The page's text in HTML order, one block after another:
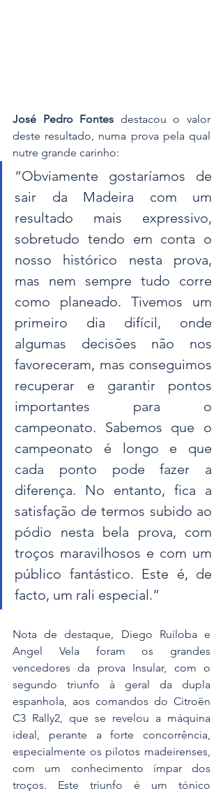
José Pedro Fontes destacou o valor
deste resultado, numa prova pela qual
nutre grande carinho:
“Obviamente gostaríamos de
sair da Madeira com um
resultado mais expressivo,
sobretudo tendo em conta o
nosso histórico nesta prova,
mas nem sempre tudo corre
como planeado. Tivemos um
primeiro dia difícil, onde
algumas decisões não nos
favoreceram, mas conseguimos
recuperar e garantir pontos
importantes para o
campeonato. Sabemos que o
campeonato é longo e que
cada ponto pode fazer a
diferença. No entanto, fica a
satisfação de termos subido ao
pódio nesta bela prova, com
troços maravilhosos e com um
público fantástico. Este é, de
facto, um rali especial.”
Nota de destaque, Diego Ruiloba e
Angel Vela foram os grandes
vencedores da prova Insular, com o
segundo triunfo à geral da dupla
espanhola, aos comandos do Citroën
C3 Rally2, que se revelou a máquina
ideal, perante a forte concorrência,
especialmente os pilotos madeirenses,
com um conhecimento ímpar dos
troços. Este triunfo é um tónico